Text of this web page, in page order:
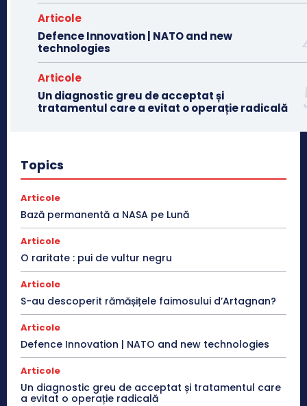
Articole
Defence Innovation | NATO and new
technologies
Articole
Un diagnostic greu de acceptat și
tratamentul care a evitat o operație radicală
Topics
Articole
Bază permanentă a NASA pe Lună
Articole
O raritate : pui de vultur negru
Articole
S-au descoperit rămășițele faimosului d’Artagnan?
Articole
Defence Innovation | NATO and new technologies
Articole
Un diagnostic greu de acceptat și tratamentul care
a evitat o operație radicală